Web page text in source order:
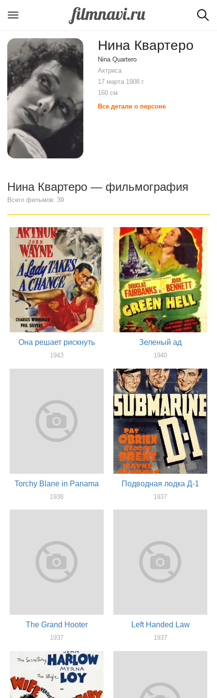
Нина Квартеро
Nina Quartero
Актриса
17 марта 1908 г.
160 см
Все детали о персоне
Нина Квартеро — фильмография
Всего фильмов: 39
Она решает рискнуть
1943
Зеленый ад
1940
Torchy Blane in Panama
1938
Подводная лодка Д-1
1937
The Grand Hooter
1937
Left Handed Law
1937